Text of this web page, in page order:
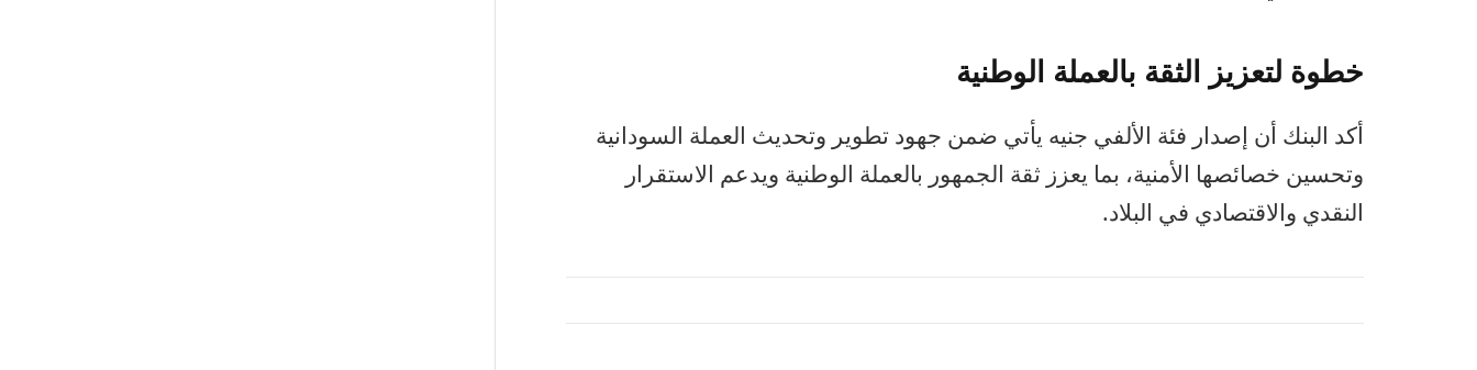
خطوة لتعزيز الثقة بالعملة الوطنية
أكد البنك أن إصدار فئة الألفي جنيه يأتي ضمن جهود تطوير وتحديث العملة السودانية
وتحسين خصائصها الأمنية، بما يعزز ثقة الجمهور بالعملة الوطنية ويدعم الاستقرار
النقدي والاقتصادي في البلاد.